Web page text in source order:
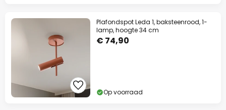
Plafondspot Leda 1, baksteenrood, 1-
lamp, hoogte 34 cm
€ 74,90
Op voorraad